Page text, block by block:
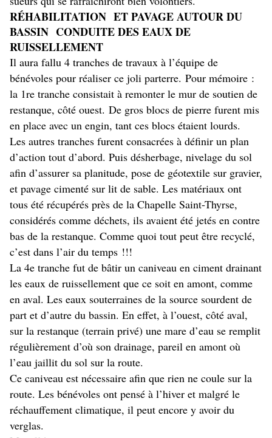
RÉHABILITATION ET PAVAGE AUTOUR DU
BASSIN CONDUITE DES EAUX DE
RUISSELLEMENT
Il aura fallu 4 tranches de travaux à l’équipe de
bénévoles pour réaliser ce joli parterre. Pour mémoire :
la 1re tranche consistait à remonter le mur de soutien de
restanque, côté ouest. De gros blocs de pierre furent mis
en place avec un engin, tant ces blocs étaient lourds.
Les autres tranches furent consacrées à définir un plan
d’action tout d’abord. Puis désherbage, nivelage du sol
afin d’assurer sa planitude, pose de géotextile sur gravier,
et pavage cimenté sur lit de sable. Les matériaux ont
tous été récupérés près de la Chapelle Saint-Thyrse,
considérés comme déchets, ils avaient été jetés en contre
bas de la restanque. Comme quoi tout peut être recyclé,
c’est dans l’air du temps !!!
La 4e tranche fut de bâtir un caniveau en ciment drainant
les eaux de ruissellement que ce soit en amont, comme
en aval. Les eaux souterraines de la source sourdent de
part et d’autre du bassin. En effet, à l’ouest, côté aval,
sur la restanque (terrain privé) une mare d’eau se remplit
régulièrement d’où son drainage, pareil en amont où
l’eau jaillit du sol sur la route.
Ce caniveau est nécessaire afin que rien ne coule sur la
route. Les bénévoles ont pensé à l’hiver et malgré le
réchauffement climatique, il peut encore y avoir du
verglas.